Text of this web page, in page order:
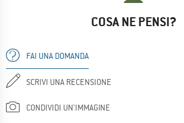
COSA NE PENSI?
FAI UNA DOMANDA
SCRIVI UNA RECENSIONE
CONDIVIDI UN'IMMAGINE